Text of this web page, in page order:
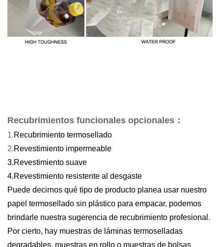
Recubrimientos funcionales opcionales ：
1.Recubrimiento termosellado
2.Revestimiento impermeable
3.Revestimiento suave
4.Revestimiento resistente al desgaste
Puede decirnos qué tipo de producto planea usar nuestro
papel termosellado sin plástico para empacar, podemos
brindarle nuestra sugerencia de recubrimiento profesional.
Por cierto, hay muestras de láminas termoselladas
degradables, muestras en rollo o muestras de bolsas